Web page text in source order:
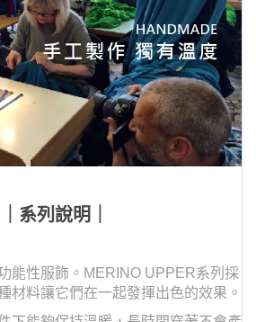
｜系列說明｜
能性服飾。MERINO UPPER系列採
材料讓它們在一起發揮出色的效果。